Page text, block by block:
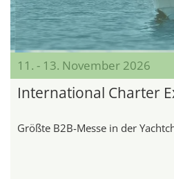
11. - 13. November 2026
International Charter
Größte B2B-Messe in der